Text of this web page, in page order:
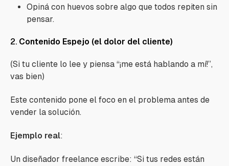
Opiná con huevos sobre algo que todos repiten sin
pensar.
2. Contenido Espejo (el dolor del cliente)
(Si tu cliente lo lee y piensa “¡me está hablando a mí!”,
vas bien)
Este contenido pone el foco en el problema antes de
vender la solución.
Ejemplo real:
Un diseñador freelance escribe: “Si tus redes están